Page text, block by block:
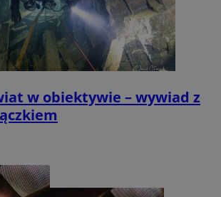
w obiektywie – wywiad z